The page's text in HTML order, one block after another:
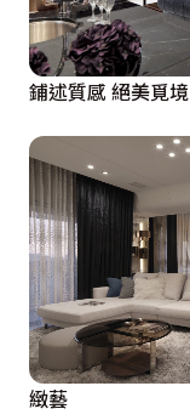
鋪述質感 絕美覓境
緻藝